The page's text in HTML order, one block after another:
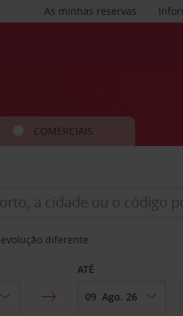
As minhas reservas
COMERCIAIS
diferente
ATÉ